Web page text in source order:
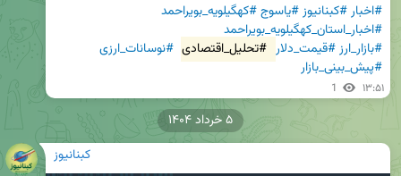
#اخبار#کبنانیوز#یاسوج#کهگیلویه_بویراحمد
#اخبار_استان_کهگیلویه_بویراحمد
#بازار_ارز#قیمت_دلار #تحلیل_اقتصادی #نوسانات_ارزی
#پیش_بینی_بازار
1 ۱۳:۵۱
کبنانیوز
۵ خرداد ۱۴۰۴